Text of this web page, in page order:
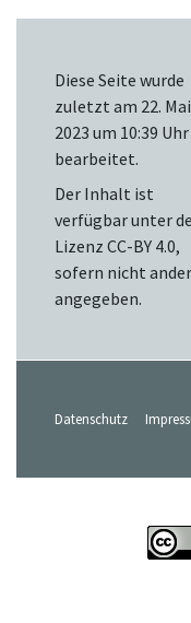
Diese Seite wurde
zuletzt am 22. Mai
2023 um 10:39 Uhr
bearbeitet.
Der Inhalt ist
verfügbar unter
Lizenz CC-BY 4.0,
sofern nicht
angegeben.
Datenschutz